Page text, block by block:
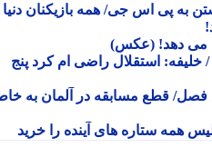
پی اس جی/ همه بازیکنان دنیا
دهد! (عکس)
استقلال راضی ام کرد پنج
قطع مسابقه در آلمان به خاطر
ستاره های آینده را خرید